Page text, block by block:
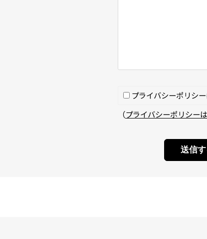
プライバシーポリシ
（プライバシーポリシー